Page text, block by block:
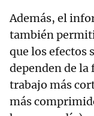
Además, el
también
que los efectos
dependen de la
trabajo más
más